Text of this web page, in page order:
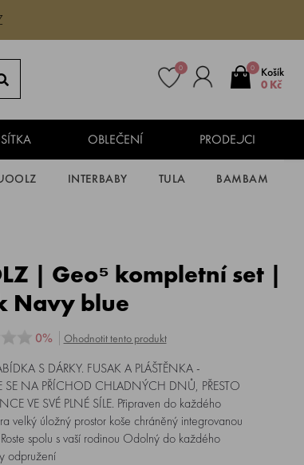
0
Košík
0 Kč
0
OBLEČENÍ PRODEJCI
INTERBABY TULA BAMBAM
| Geo⁵ kompletní set |
Navy blue
0% Ohodnotit tento produkt
S DÁRKY. FUSAK A PLÁŠTĚNKA -
SE NA PŘÍCHOD CHLADNÝCH DNŮ, PŘESTO
VE SVÉ PLNÉ SÍLE. Připraven do každého
velký úložný prostor koše chráněný integrovanou
spolu s vaší rodinou Odolný do každého
odpružení